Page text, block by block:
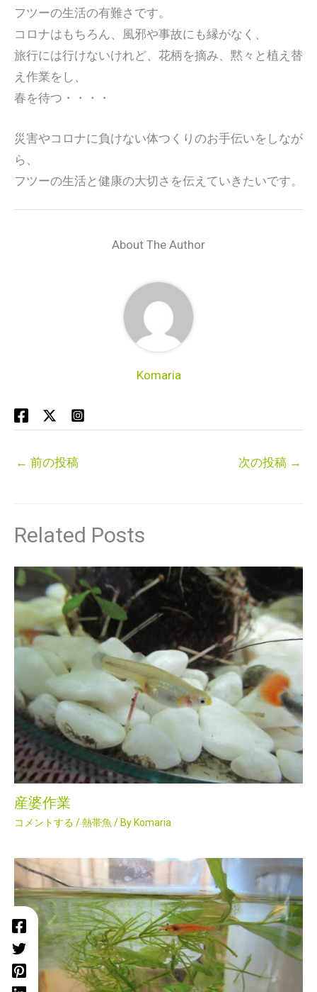
フツーの生活の有難さです。
コロナはもちろん、風邪や事故にも縁がなく、
旅行には行けないけれど、花柄を摘み、黙々と植え替
え作業をし、
春を待つ・・・・
災害やコロナに負けない体つくりのお手伝いをしなが
ら、
フツーの生活と健康の大切さを伝えていきたいです。
About The Author
Komaria
← 前の投稿 次の投稿 →
Related Posts
産婆作業
コメントする /熱帯魚 / By Komaria